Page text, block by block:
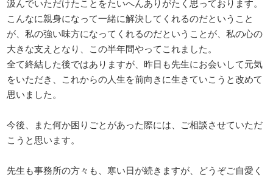
汲んでいただけたことをたいへんありがたく思っております。
こんなに親身になって一緒に解決してくれるのだということ
が、私の強い味方になってくれるのだということが、私の心の
大きな支えとなり、この半年間やってこれました。
全て終結した後ではありますが、昨日も先生にお会いして元気
をいただき、これからの人生を前向きに生きていこうと改めて
思いました。
今後、また何か困りごとがあった際には、ご相談させていただ
こうと思います。
先生も事務所の方々も、寒い日が続きますが、どうぞご自愛く